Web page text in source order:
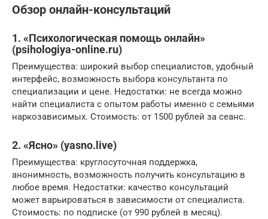
Обзор онлайн-консультаций
1. «Психологическая помощь онлайн»
(psihologiya-online.ru)
Преимущества: широкий выбор специалистов, удобный
интерфейс, возможность выбора консультанта по
специализации и цене. Недостатки: не всегда можно
найти специалиста с опытом работы именно с семьями
наркозависимых. Стоимость: от 1500 рублей за сеанс.
2. «Ясно» (yasno.live)
Преимущества: круглосуточная поддержка,
анонимность, возможность получить консультацию в
любое время. Недостатки: качество консультаций
может варьироваться в зависимости от специалиста.
Стоимость: по подписке (от 990 рублей в месяц).